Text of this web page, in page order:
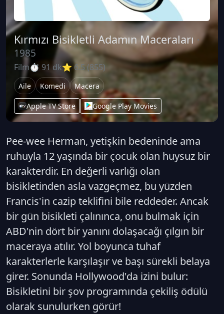
Kırmızı Bisikletli Adamın Maceraları ·
1985
Film⏱ 91 dk⭐ 6.5 (855)
Aile Komedi Macera
Apple TV Store Google Play Movies
Pee-wee Herman, yetişkin bedeninde ama
ruhuyla 12 yaşında bir çocuk olan huysuz bir
karakterdir. En değerli varlığı olan
bisikletinden asla vazgeçmez, bu yüzden
Francis'in cazip teklifini bile reddeder. Ancak
bir gün bisikleti çalınınca, onu bulmak için
ABD'nin dört bir yanını dolaşacağı çılgın bir
maceraya atılır. Yol boyunca tuhaf
karakterlerle karşılaşır ve başı sürekli belaya
girer. Sonunda Hollywood'da izini bulur:
Bisikletini bir şov programında çekiliş ödülü
olarak sunulurken görür!